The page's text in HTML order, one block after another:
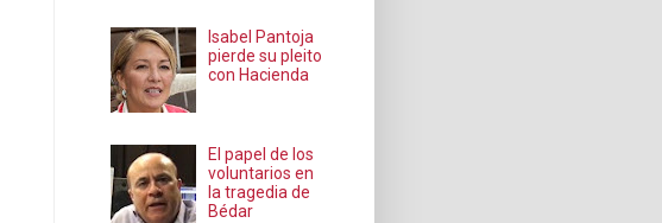
Isabel Pantoja
pierde su pleito
con Hacienda
El papel de los
voluntarios en
la tragedia de
Bédar